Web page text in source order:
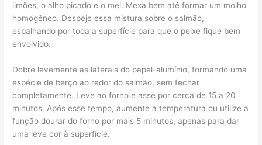
limões, o alho picado e o mel. Mexa bem até formar um molho
homogêneo. Despeje essa mistura sobre o salmão,
espalhando por toda a superfície para que o peixe fique bem
envolvido.
Dobre levemente as laterais do papel-alumínio, formando uma
espécie de berço ao redor do salmão, sem fechar
completamente. Leve ao forno e asse por cerca de 15 a 20
minutos. Após esse tempo, aumente a temperatura ou utilize a
função dourar do forno por mais 5 minutos, apenas para dar
uma leve cor à superfície.